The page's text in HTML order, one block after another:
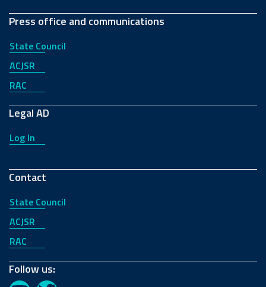
Press office and communications
State Council
ACJSR
RAC
Legal AD
Log In
Contact
State Council
ACJSR
RAC
Follow us: